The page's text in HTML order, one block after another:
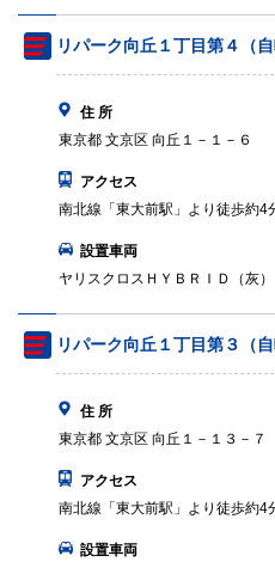
リパーク向丘１丁目第４（自
住 所
東京都 文京区 向丘１－１－６
アクセス
南北線「東大前駅」より徒歩約4
設置車両
ヤリスクロスＨＹＢＲＩＤ（灰）
リパーク向丘１丁目第３（自
住 所
東京都 文京区 向丘１－１３－７
アクセス
南北線「東大前駅」より徒歩約4
設置車両